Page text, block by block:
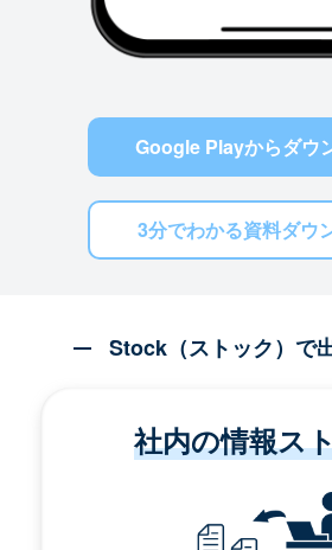
Google Playからダウ
3分でわかる資料ダウ
Stock（ストック）で
社内の情報ス